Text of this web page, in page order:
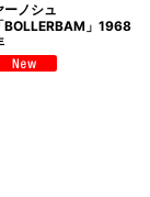
ーノシュ
「BOLLERBAM」1968